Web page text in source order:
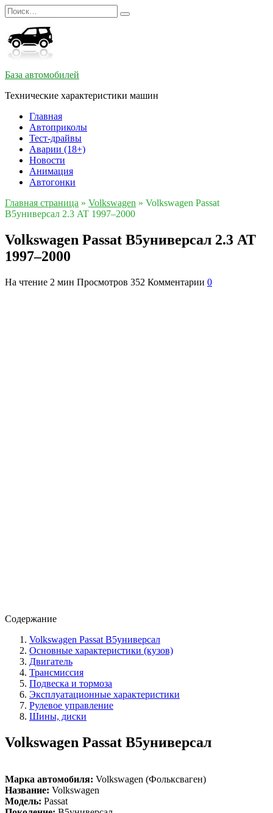
Перейти
к
содержанию
Search
for:
База автомобилей
Технические характеристики машин
Главная
Автоприколы
Тест-драйвы
Аварии (18+)
Новости
Анимация
Автогонки
Главная страница » Volkswagen » Volkswagen Passat
B5универсал 2.3 AT 1997–2000
Volkswagen Passat B5универсал 2.3 AT
1997–2000
На чтение 2 мин Просмотров 352 Комментарии 0
Содержание
Volkswagen Passat B5универсал
Основные характеристики (кузов)
Двигатель
Трансмиссия
Подвеска и тормоза
Эксплуатационные характеристики
Рулевое управление
Шины, диски
Volkswagen Passat B5универсал
Марка автомобиля: Volkswagen (Фольксваген)
Название: Volkswagen
Модель: Passat